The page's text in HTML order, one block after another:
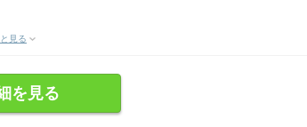
見る
を見る